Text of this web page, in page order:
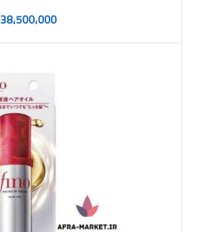
38,500,000